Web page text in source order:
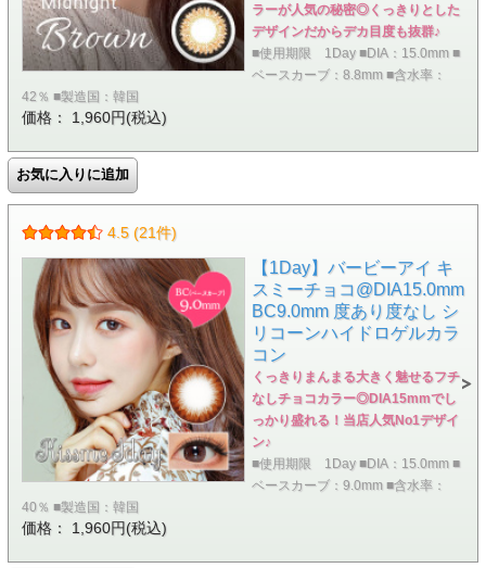
ラーが人気の秘密◎くっきりとした
デザインだからデカ目度も抜群♪
■使用期限 1Day ■DIA：15.0mm ■
ベースカーブ：8.8mm ■含水率：
42％ ■製造国：韓国
価格： 1,960円(税込)
4.5 (21件)
【1Day】バービーアイ キ
スミーチョコ@DIA15.0mm
BC9.0mm 度あり度なし シ
リコーンハイドロゲルカラ
コン
くっきりまんまる大きく魅せるフチ
なしチョコカラー◎DIA15mmでし
っかり盛れる！当店人気No1デザイ
ン♪
■使用期限 1Day ■DIA：15.0mm ■
ベースカーブ：9.0mm ■含水率：
40％ ■製造国：韓国
価格： 1,960円(税込)